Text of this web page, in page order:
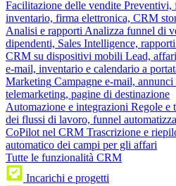
Facilitazione delle vendite Preventivi,
inventario, firma elettronica, CRM
Analisi e rapporti Analizza funnel di
dipendenti, Sales Intelligence,
CRM su dispositivi mobili Lead,
e-mail, inventario e calendario a
Marketing Campagne e-mail,
telemarketing, pagine di destinazione
Automazione e integrazioni Regole e
dei flussi di lavoro, funnel
CoPilot nel CRM Trascrizione e
automatico dei campi per gli affari
Tutte le funzionalità CRM
Incarichi e progetti